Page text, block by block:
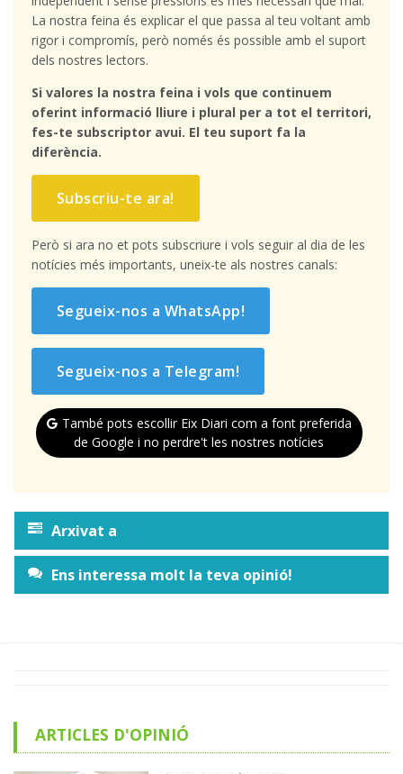
La nostra feina és explicar el que passa al teu voltant amb
rigor i compromís, però només és possible amb el suport
dels nostres lectors.
Si valores la nostra feina i vols que continuem
oferint informació lliure i plural per a tot el territori,
fes-te subscriptor avui. El teu suport fa la
diferència.
Subscriu-te ara!
Però si ara no et pots subscriure i vols seguir al dia de les
notícies més importants, uneix-te als nostres canals:
Segueix-nos a WhatsApp!
Segueix-nos a Telegram!
També pots escollir Eix Diari com a font preferida
de Google i no perdre't les nostres notícies
Arxivat a
Ens interessa molt la teva opinió!
ARTICLES D'OPINIÓ